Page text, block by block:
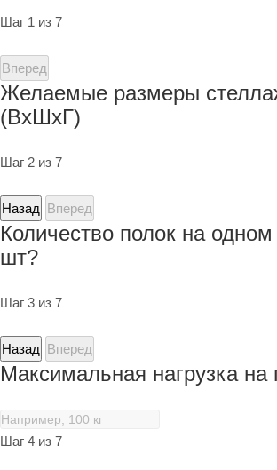
Шаг 1 из 7
Вперед
Желаемые размеры
(ВхШхГ)
Шаг 2 из 7
Назад Вперед
Количество полок на
шт?
Шаг 3 из 7
Назад Вперед
Максимальная нагрузка на
Шаг 4 из 7